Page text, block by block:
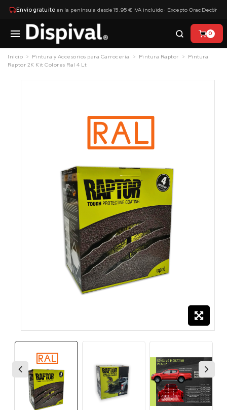
Envío gratuitoen la península desde 15,95 € IVA incluido · Excepto Orac Decor
×
0
Inicio Pintura y Accesorios para Carrocería Pintura Raptor
Pintura
Raptor 2K Kit Colores Ral 4 Lt